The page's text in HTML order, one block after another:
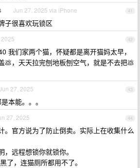
41
Jun 27, 2025 via iPhone
子很喜欢玩锁区
42
我们家两个猫，怀疑都是离开猫妈太早，
💩，天天拉完刨地板刨空气，就是不去把💩
43
27, 2025
本能。。。
44
27, 2025
。官方说为了防止倒卖。实际上在收集什么
远程想锁你就锁你。
了，连猫厕所都用不了。